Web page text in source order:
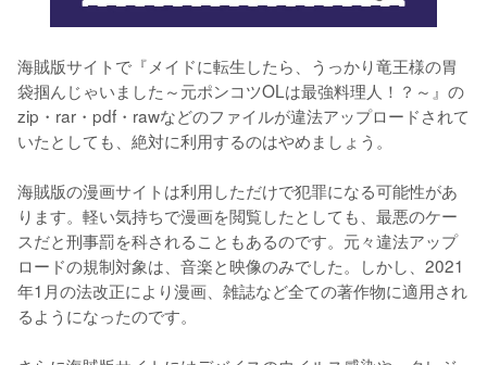
海賊版サイトで『メイドに転生したら、うっかり竜王様の胃
袋掴んじゃいました～元ポンコツOLは最強料理人！？～』の
zip・rar・pdf・rawなどのファイルが違法アップロードされて
いたとしても、絶対に利用するのはやめましょう。
海賊版の漫画サイトは利用しただけで犯罪になる可能性があ
ります。軽い気持ちで漫画を閲覧したとしても、最悪のケー
スだと刑事罰を科されることもあるのです。元々違法アップ
ロードの規制対象は、音楽と映像のみでした。しかし、2021
年1月の法改正により漫画、雑誌など全ての著作物に適用され
るようになったのです。